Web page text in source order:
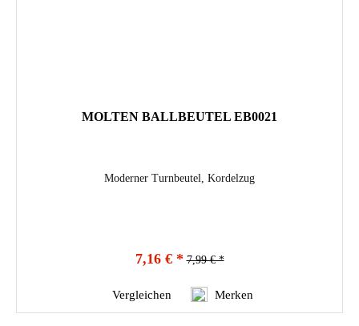
MOLTEN BALLBEUTEL EB0021
Moderner Turnbeutel, Kordelzug
7,16 € * 7,99 € *
Vergleichen Merken